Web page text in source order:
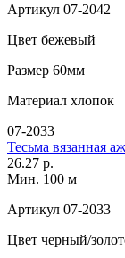
Артикул 07-2042
Цвет бежевый
Размер 60мм
Материал хлопок
07-2033
Тесьма вязанная
26.27 р.
Мин. 100 м
Артикул 07-2033
Цвет черный/